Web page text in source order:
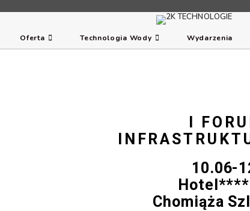
Oferta Technologia Wody Wydarzenia
I
10.06-
Hotel****
Chomiąża